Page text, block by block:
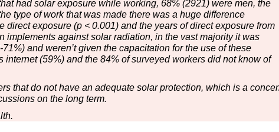
had solar exposure while working, 68% (2921) were men, the
type of work that was made there was a huge difference
direct exposure (p < 0.001) and the years of direct exposure from
implements against solar radiation, in the vast majority it was
and weren’t given the capacitation for the use of these
(59%) and the 84% of surveyed workers did not know of
that do not have an adequate solar protection, which is a
on the long term.